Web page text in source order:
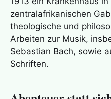
zentralafrikanischen
theologische und
Arbeiten zur Musik,
Sebastian Bach, sowie
Schriften.